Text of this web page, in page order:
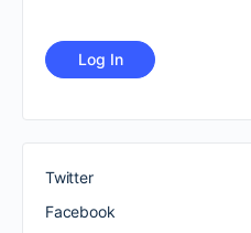
Twitter
Facebook